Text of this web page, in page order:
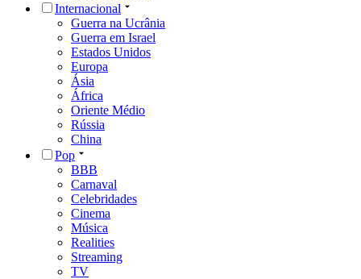
Internacional
Guerra na Ucrânia
Guerra em Israel
Estados Unidos
Europa
Ásia
África
Oriente Médio
Rússia
China
Pop
BBB
Carnaval
Celebridades
Cinema
Música
Realities
Streaming
TV